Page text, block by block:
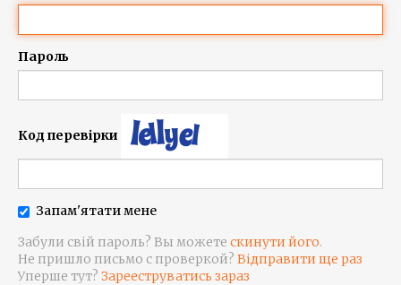
Пароль
Код перевірки
Запам'ятати мене
Забули свій пароль? Вы можете скинути його.
Не пришло письмо с проверкой? Відправити ще раз
Уперше тут? Зарееструватись зараз